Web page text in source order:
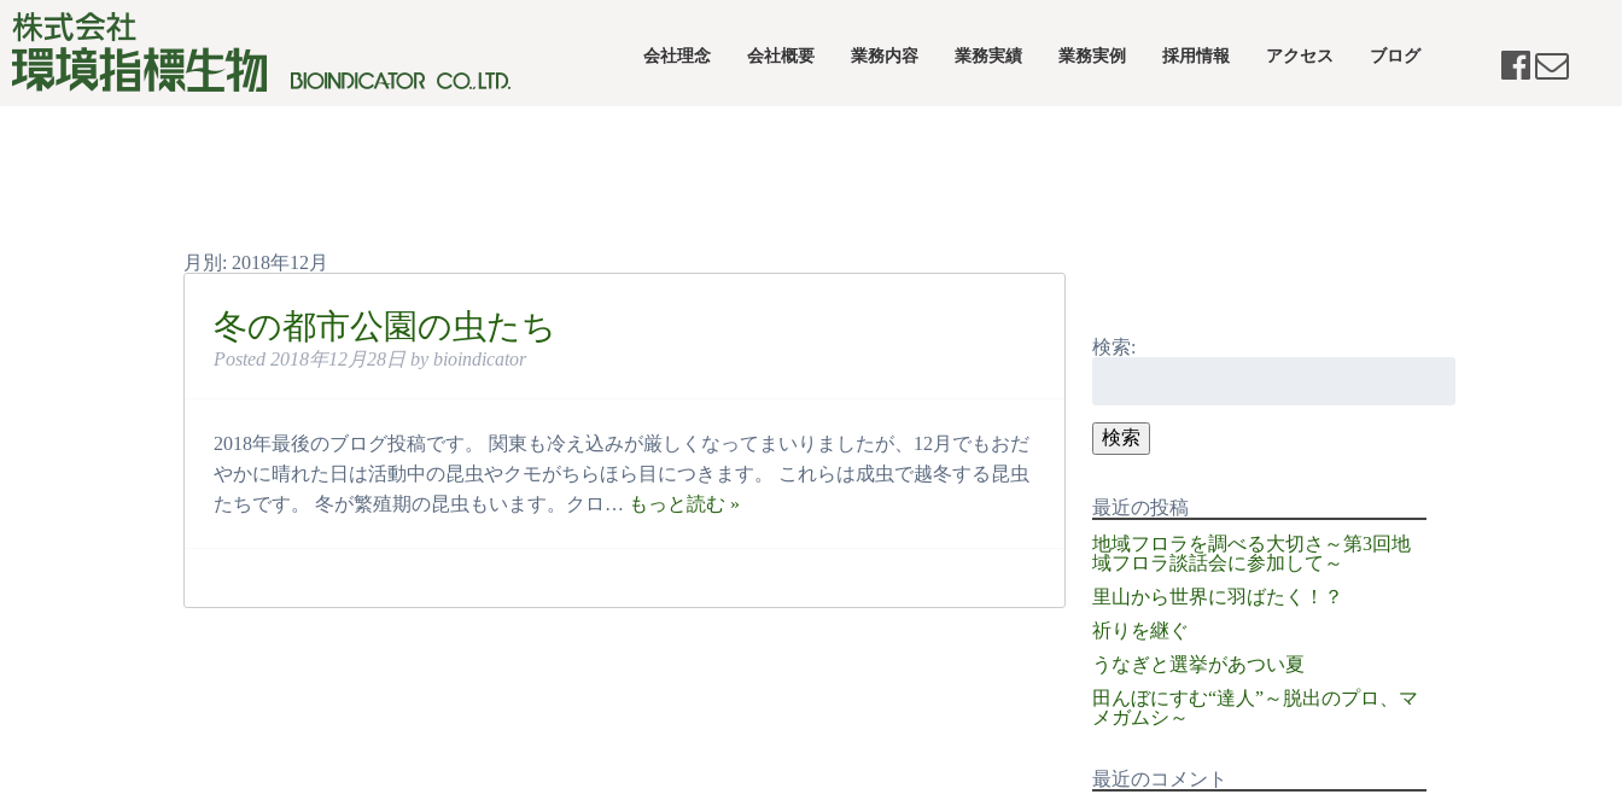
会社理念 会社概要 業務内容 業務実績 業務実例 採用情報 アクセス ブログ
月別: 2018年12月
冬の都市公園の虫たち
Posted 2018年12月28日 by bioindicator
2018年最後のブログ投稿です。 関東も冷え込みが厳しくなってまいりましたが、12月でもおだ
やかに晴れた日は活動中の昆虫やクモがちらほら目につきます。 これらは成虫で越冬する昆虫
たちです。 冬が繁殖期の昆虫もいます。クロ… もっと読む »
検索:
検索
最近の投稿
地域フロラを調べる大切さ～第3回地
域フロラ談話会に参加して～
里山から世界に羽ばたく！？
祈りを継ぐ
うなぎと選挙があつい夏
田んぼにすむ“達人”～脱出のプロ、マ
メガムシ～
最近のコメント